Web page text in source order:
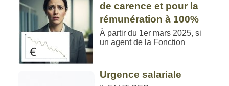
de carence et pour la
rémunération à 100%
À partir du 1er mars 2025, si
un agent de la Fonction
Urgence salariale